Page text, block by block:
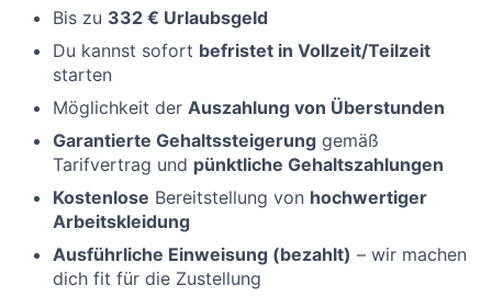
Bis zu 332 € Urlaubsgeld
Du kannst sofort befristet in Vollzeit/Teilzeit
starten
Möglichkeit der Auszahlung von Überstunden
Garantierte Gehaltssteigerung gemäß
Tarifvertrag und pünktliche Gehaltszahlungen
Kostenlose Bereitstellung von hochwertiger
Arbeitskleidung
Ausführliche Einweisung (bezahlt) – wir machen
dich fit für die Zustellung